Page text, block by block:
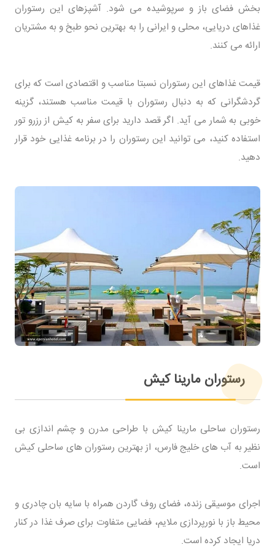
بخش فضای باز و سرپوشیده می شود. آشپزهای این رستوران
غذاهای دریایی، محلی و ایرانی را به بهترین نحو طبخ و به مشتریان
ارائه می کنند.
قیمت غذاهای این رستوران نسبتا مناسب و اقتصادی است که برای
گردشگرانی که به دنبال رستوران با قیمت مناسب هستند، گزینه
خوبی به شمار می آید. اگر قصد دارید برای سفر به کیش از رزرو تور
استفاده کنید، می توانید این رستوران را در برنامه غذایی خود قرار
دهید.
رستوران مارینا کیش
رستوران ساحلی مارینا کیش با طراحی مدرن و چشم اندازی بی
نظیر به آب های خلیج فارس، از بهترین رستوران های ساحلی کیش
است.
اجرای موسیقی زنده، فضای روف گاردن همراه با سایه بان چادری و
محیط باز با نورپردازی ملایم، فضایی متفاوت برای صرف غذا در کنار
دریا ایجاد کرده است.